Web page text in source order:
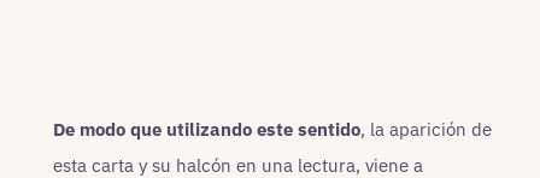
De modo que utilizando este sentido, la aparición de
esta carta y su halcón en una lectura, viene a